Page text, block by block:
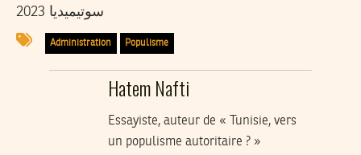
سوتيميديا 2023
Administration Populisme
Hatem Nafti
Essayiste, auteur de « Tunisie, vers
un populisme autoritaire ? »